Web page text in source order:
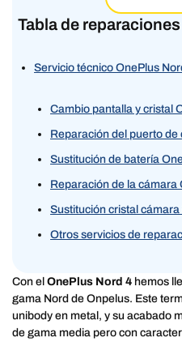
Tabla de reparaciones
Servicio técnico OnePlus
Cambio pantalla y cristal
Reparación del puerto de
Sustitución de batería
Reparación de la cámara
Sustitución cristal
Otros servicios de
Con el OnePlus Nord 4 hemos
gama Nord de Onpelus. Este
unibody en metal, y su acabado
de gama media pero con